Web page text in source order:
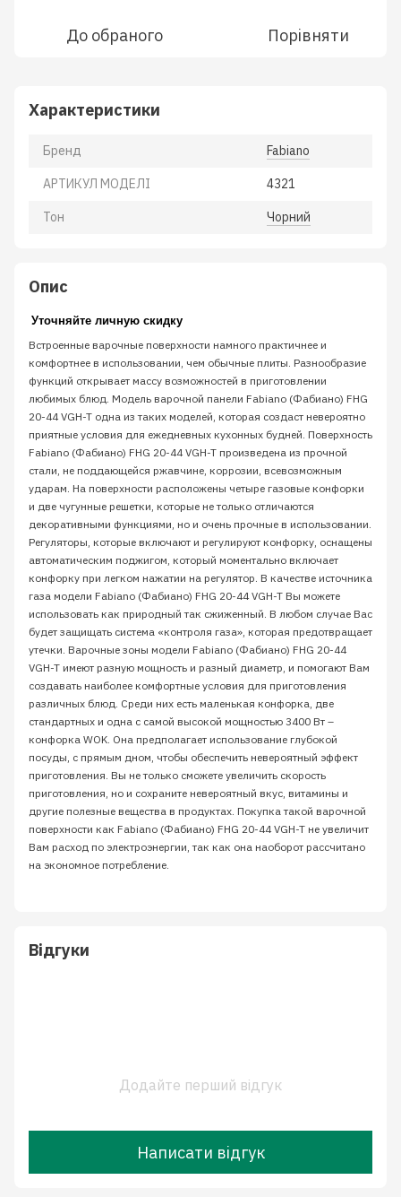
До обраного Порівняти
Характеристики
Бренд Fabiano
АРТИКУЛ МОДЕЛІ 4321
Тон Чорний
Опис
Уточняйте личную скидку
Встроенные варочные поверхности намного практичнее и
комфортнее в использовании, чем обычные плиты. Разнообразие
функций открывает массу возможностей в приготовлении
любимых блюд. Модель варочной панели Fabiano (Фабиано) FHG
20-44 VGH-T одна из таких моделей, которая создаст невероятно
приятные условия для ежедневных кухонных будней. Поверхность
Fabiano (Фабиано) FHG 20-44 VGH-T произведена из прочной
стали, не поддающейся ржавчине, коррозии, всевозможным
ударам. На поверхности расположены четыре газовые конфорки
и две чугунные решетки, которые не только отличаются
декоративными функциями, но и очень прочные в использовании.
Регуляторы, которые включают и регулируют конфорку, оснащены
автоматическим поджигом, который моментально включает
конфорку при легком нажатии на регулятор. В качестве источника
газа модели Fabiano (Фабиано) FHG 20-44 VGH-T Вы можете
использовать как природный так сжиженный. В любом случае Вас
будет защищать система «контроля газа», которая предотвращает
утечки. Варочные зоны модели Fabiano (Фабиано) FHG 20-44
VGH-T имеют разную мощность и разный диаметр, и помогают Вам
создавать наиболее комфортные условия для приготовления
различных блюд. Среди них есть маленькая конфорка, две
стандартных и одна с самой высокой мощностью 3400 Вт –
конфорка WOK. Она предполагает использование глубокой
посуды, с прямым дном, чтобы обеспечить невероятный эффект
приготовления. Вы не только сможете увеличить скорость
приготовления, но и сохраните невероятный вкус, витамины и
другие полезные вещества в продуктах. Покупка такой варочной
поверхности как Fabiano (Фабиано) FHG 20-44 VGH-T не увеличит
Вам расход по электроэнергии, так как она наоборот рассчитано
на экономное потребление.
Відгуки
Додайте перший відгук
Написати відгук